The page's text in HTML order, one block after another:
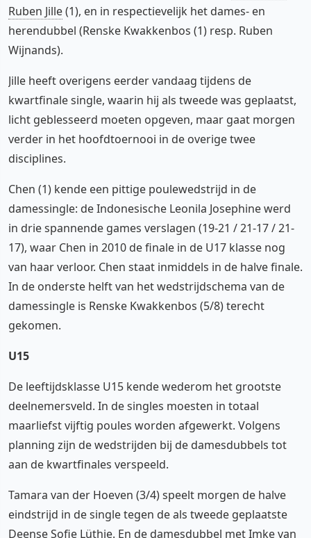
Ruben Jille(1), en in respectievelijk het dames- en
herendubbel (Renske Kwakkenbos (1) resp. Ruben
Wijnands).
Jille heeft overigens eerder vandaag tijdens de
kwartfinale single, waarin hij als tweede was geplaatst,
licht geblesseerd moeten opgeven, maar gaat morgen
verder in het hoofdtoernooi in de overige twee
disciplines.
Chen (1) kende een pittige poulewedstrijd in de
damessingle: de Indonesische Leonila Josephine werd
in drie spannende games verslagen (19-21 / 21-17 / 21-
17), waar Chen in 2010 de finale in de U17 klasse nog
van haar verloor. Chen staat inmiddels in de halve finale.
In de onderste helft van het wedstrijdschema van de
damessingle is Renske Kwakkenbos (5/8) terecht
gekomen.
U15
De leeftijdsklasse U15 kende wederom het grootste
deelnemersveld. In de singles moesten in totaal
maarliefst vijftig poules worden afgewerkt. Volgens
planning zijn de wedstrijden bij de damesdubbels tot
aan de kwartfinales verspeeld.
Tamara van der Hoeven (3/4) speelt morgen de halve
eindstrijd in de single tegen de als tweede geplaatste
Deense Sofie Lüthje. En de damesdubbel metImke van